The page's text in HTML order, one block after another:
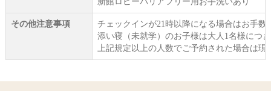
その他注意事項
チェックインが21時以降になる場合はお手
添い寝（未就学）のお子様は大人1名様につ
上記規定以上の人数でご予約された場合は